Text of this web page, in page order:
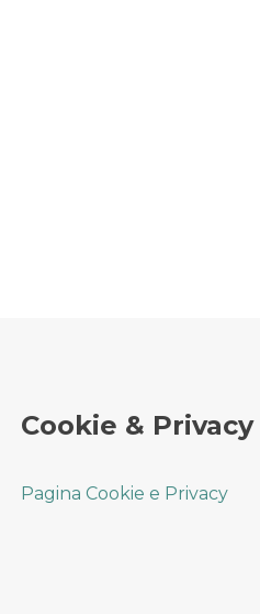
Cookie & Privacy
Pagina Cookie e Privacy